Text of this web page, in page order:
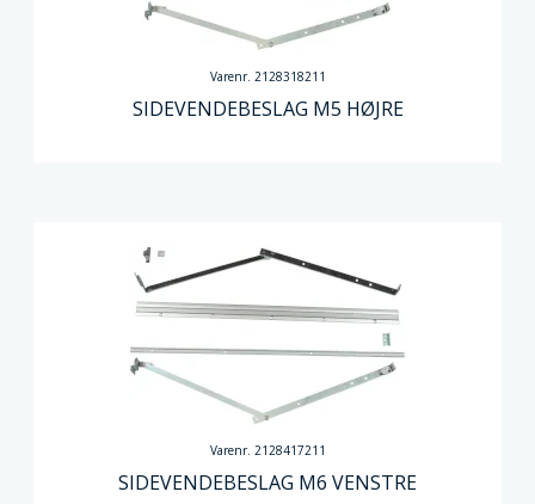
Varenr. 2128318211
SIDEVENDEBESLAG M5 HØJRE
Varenr. 2128417211
SIDEVENDEBESLAG M6 VENSTRE